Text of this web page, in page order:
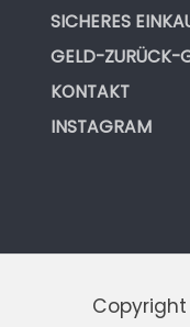
SICHERES
GELD-ZURÜCK-
KONTAKT
INSTAGRAM